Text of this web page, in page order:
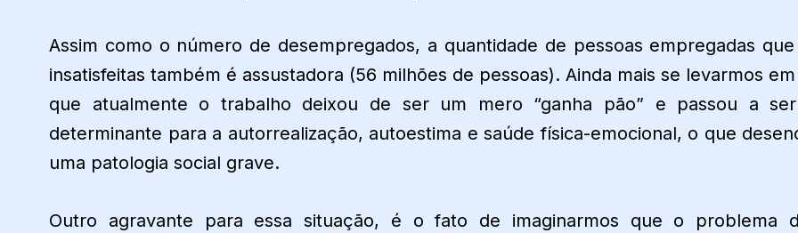
Assim como o número de desempregados, a quantidade de pessoas empregadas
insatisfeitas também é assustadora (56 milhões de pessoas). Ainda mais se levarmos
que atualmente o trabalho deixou de ser um mero “ganha pão” e passou a
determinante para a autorrealização, autoestima e saúde física-emocional, o que
uma patologia social grave.
Outro agravante para essa situação, é o fato de imaginarmos que o problema